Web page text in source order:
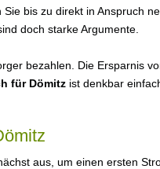
bis zu direkt in Anspruch
doch starke Argumente.
bezahlen. Die Ersparnis
für Dömitz ist denkbar
aus, um einen ersten